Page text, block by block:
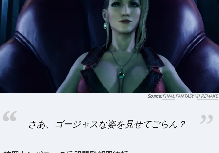
FINAL FANTASY VII REMAKE
さあ、ゴージャスな姿を見せてごらん？